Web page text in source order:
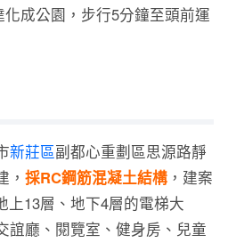
成公園，步行5分鐘至頭前運
新莊區副都心重劃區思源路靜
， 採RC鋼筋混凝土結構，建案
上13層、地下4層的電梯大
誼廳、閱覽室、健身房、兒童